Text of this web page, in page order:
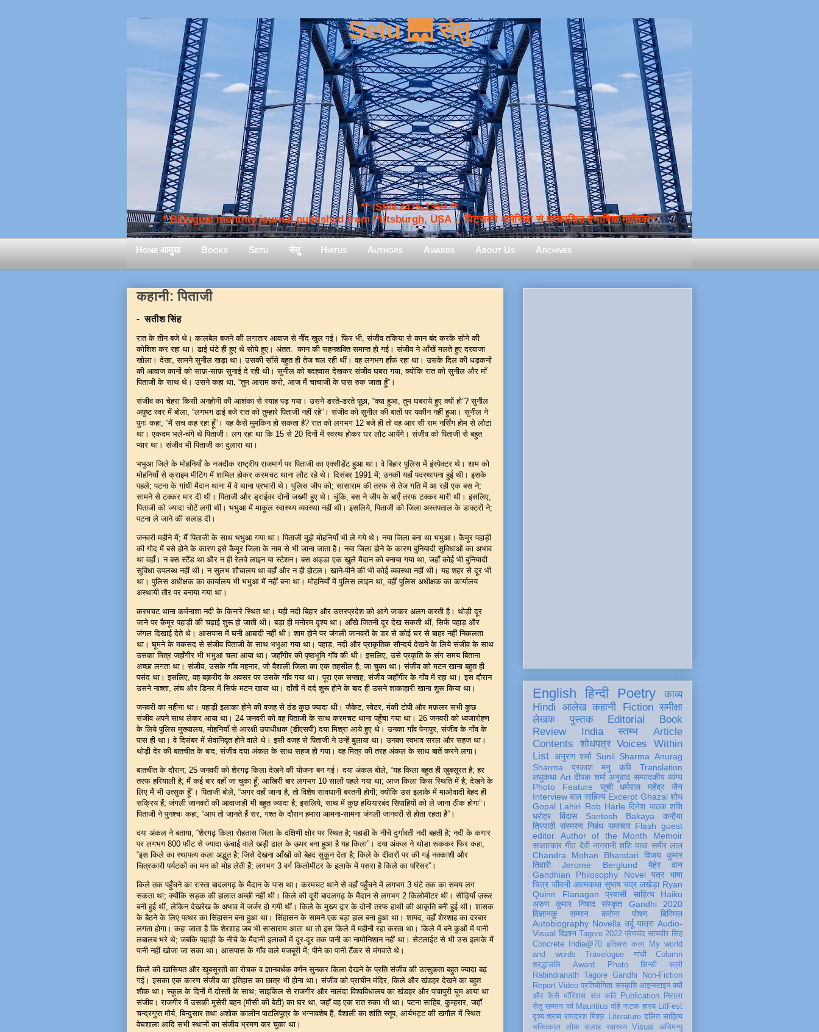
Setu 🌉 सेतु
** ISSN 2475-1359 **
* Bilingual monthly journal published from Pittsburgh, USA :: पिट्सबर्ग अमेरिका से प्रकाशित द्वैभाषिक मासिक *
Home आमुख Books Setu सेतु Hiatus Authors Awards About Us Archives
कहानी: पिताजी
- सतीश सिंह
रात के तीन बजे थे। कालबेल बजने की लगातार आवाज से नींद खुल गई। फिर भी, संजीव तकिया से कान बंद करके सोने की
कोशिश कर रहा था। ढाई घंटे ही हुए थे सोये हुए। अंतत: कान की सहनशक्ति समाप्त हो गई। संजीव ने आँखें मलते हुए दरवाजा
खोला। देखा, सामने सुनील खड़ा था। उसकी साँसे बहुत ही तेज चल रही थीं। वह लगभग हाँफ रहा था। उसके दिल की धड़कनों
की आवाज कानों को साफ़-साफ़ सुनाई दे रही थी। सुनील को बदहवास देखकर संजीव घबरा गया; क्योंकि रात को सुनील और माँ
पिताजी के साथ थे। उसने कहा था, “तुम आराम करो, आज मैं चाचाजी के पास रुक जाता हूँ”।
संजीव का चेहरा किसी अनहोनी की आशंका से स्याह पड़ गया। उसने डरते-डरते पूछा, “क्या हुआ, तुम घबराये हुए क्यों हो”? सुनील
अपुष्ट स्वर में बोला, “लगभग ढाई बजे रात को तुम्हारे पिताजी नहीं रहे”। संजीव को सुनील की बातों पर यकीन नहीं हुआ। सुनील ने
पुनः कहा, “मैं सच कह रहा हूँ”। यह कैसे मुमकिन हो सकता है? रात को लगभग 12 बजे ही तो वह आर सी राम नर्सिंग होम से लौटा
था। एकदम भले-चंगे थे पिताजी। लग रहा था कि 15 से 20 दिनों में स्वस्थ होकर घर लौट आयेंगे। संजीव को पिताजी से बहुत
प्यार था। संजीव भी पिताजी का दुलारा था।
भभुआ जिले के मोहनियाँ के नजदीक राष्ट्रीय राजमार्ग पर पिताजी का एक्सीडेंट हुआ था। वे बिहार पुलिस में इंस्पेक्टर थे। शाम को
मोहनियाँ से क्राइम मीटिंग में शामिल होकर करमचट थाना लौट रहे थे। दिसंबर 1991 में; उनकी यहाँ पदस्थापना हुई थी। इसके
पहले; पटना के गांधी मैदान थाना में वे थाना प्रभारी थे। पुलिस जीप को; सासाराम की तरफ से तेज गति में आ रही एक बस ने;
सामने से टक्कर मार दी थी। पिताजी और ड्राईवर दोनों जख्मी हुए थे। चूंकि, बस ने जीप के बाएँ तरफ टक्कर मारी थी। इसलिए,
पिताजी को ज्यादा चोटें लगी थीं। भभुआ में माकूल स्वास्थ्य व्यवस्था नहीं थी। इसलिये, पिताजी को जिला अस्तपताल के डाक्टरों ने;
पटना ले जाने की सलाह दी।
जनवरी महीने में; मैं पिताजी के साथ भभुआ गया था। पिताजी मुझे मोहनियाँ भी ले गये थे। नया जिला बना था भभुआ। कैमूर पहाड़ी
की गोद में बसे होने के कारण इसे कैमूर जिला के नाम से भी जाना जाता है। नया जिला होने के कारण बुनियादी सुविधाओं का अभाव
था वहाँ। न बस स्टैंड था और न ही रेलवे लाइन या स्टेशन। बस अड्डा एक खुले मैदान को बनाया गया था, जहाँ कोई भी बुनियादी
सुविधा उपलब्ध नहीं थी। न सुलभ शौचालय था वहाँ और न ही होटल। खाने-पीने की भी कोई व्यवस्था नहीं थी। यह शहर से दूर भी
था। पुलिस अधीक्षक का कार्यालय भी भभुआ में नहीं बना था। मोहनियाँ में पुलिस लाइन था, वहीं पुलिस अधीक्षक का कार्यालय
अस्थायी तौर पर बनाया गया था।
करमचट थाना कर्मनाशा नदी के किनारे स्थित था। यही नदी बिहार और उत्तरप्रदेश को आगे जाकर अलग करती है। थोड़ी दूर
जाने पर कैमूर पहाड़ी की चढ़ाई शुरू हो जाती थी। बड़ा ही मनोरम दृश्य था। आँखे जितनी दूर देख सकती थीं, सिर्फ पहाड़ और
जंगल दिखाई देते थे। आसपास में घनी आबादी नहीं थी। शाम होने पर जंगली जानवरों के डर से कोई घर से बाहर नहीं निकलता
था। घूमने के मकसद से संजीव पिताजी के साथ भभुआ गया था। पहाड़, नदी और प्राकृतिक सौन्दर्य देखने के लिये संजीव के साथ
उसका मित्र जहाँगीर भी भभुआ चला आया था। जहाँगीर की पृष्ठभूमि गाँव की थी। इसलिए, उसे प्रकृति के संग समय बिताना
अच्छा लगता था। संजीव, उसके गाँव महनार, जो वैशाली जिला का एक तहसील है; जा चुका था। संजीव को मटन खाना बहुत ही
पसंद था। इसलिए, वह बक़रीद के अवसर पर उसके गाँव गया था। पूरा एक सप्ताह; संजीव जहाँगीर के गाँव में रहा था। इस दौरान
उसने नाश्ता, लंच और डिनर में सिर्फ मटन खाया था। दाँतों में दर्द शुरू होने के बाद ही उसने शाकाहारी खाना शुरू किया था।
जनवरी का महीना था। पहाड़ी इलाका होने की वजह से ठंड कुछ ज्यादा थी। जैकेट, स्वेटर, मंकी टोपी और मफ़लर सभी कुछ
संजीव अपने साथ लेकर आया था। 24 जनवरी को वह पिताजी के साथ करमचट थाना पहुँचा गया था। 26 जनवरी को ध्वजारोहण
के लिये पुलिस मुख्यालय, मोहनियाँ से आरक्षी उपाधीक्षक (डीएसपी) दया मिश्रा आये हुए थे। उनका गाँव पेनापुर, संजीव के गाँव के
पास ही था। वे दिसंबर में सेवानिवृत होने वाले थे। इसी वजह से पिताजी ने उन्हें बुलाया था। उनका स्वभाव सरल और सहज था।
थोड़ी देर की बातचीत के बाद; संजीव दया अंकल के साथ सहज हो गया। वह मित्र की तरह अंकल के साथ बातें करने लगा।
बातचीत के दौरान; 25 जनवरी को शेरगढ़ किला देखने की योजना बन गई। दया अंकल बोले, “यह किला बहुत ही खुबसूरत है; हर
तरफ हरियाली है; मैं कई बार वहाँ जा चुका हूँ; आखिरी बार लगभग 10 सालों पहले गया था; आज किला किस स्थिति में है; देखने के
लिए मैं भी उत्सुक हूँ”। पिताजी बोले, “अगर वहाँ जाना है, तो विशेष सावधानी बरतनी होगी; क्योंकि उस इलाके में माओवादी बेहद ही
सक्रिय हैं; जंगली जानवरों की आवाजाही भी बहुत ज्यादा है; इसलिये, साथ में कुछ हथियारबंद सिपाहियों को ले जाना ठीक होगा”।
पिताजी ने पुनश्चः कहा, “आप तो जानते हैं सर, गश्त के दौरान हमारा आमना-सामना जंगली जानवरों से होता रहता है”।
दया अंकल ने बताया, “शेरगढ़ किला रोहतास जिला के दक्षिणी क्षोर पर स्थित है; पहाडी के नीचे दुर्गावती नदी बहती है; नदी के कगार
पर लगभग 800 फीट से ज्यादा ऊंचाई वाले खड़ी ढाल के ऊपर बना हुआ है यह किला”। दया अंकल ने थोडा रूककर फिर कहा,
“इस किले का स्थापत्य कला अद्भुत है; जिसे देखना आँखों को बेहद सुकून देता है; किले के दीवारों पर की गई नक्काशी और
चित्रकारी पर्यटकों का मन को मोह लेती हैं; लगभग 3 वर्ग किलोमीटर के इलाके में पसरा है किले का परिसर”।
किले तक पहुँचने का रास्ता बादलगढ़ के मैदान के पास था। करमचट थाने से वहाँ पहुँचने में लगभग 3 घंटे तक का समय लग
सकता था; क्योंकि सड़क की हालात अच्छी नहीं थी। किले की दूरी बादलगढ़ के मैदान से लगभग 2 किलोमीटर थी। सीढ़ियाँ ज़रूर
बनी हुई थीं, लेकिन देखरेख के अभाव में जर्जर हो गयी थीं। किले के मुख्य द्वार के दोनों तरफ हाथी की आकृति बनी हुई थी। शासक
के बैठने के लिए पत्थर का सिंहासन बना हुआ था। सिंहासन के सामने एक बड़ा हाल बना हुआ था। शायद, वहाँ शेरशाह का दरबार
लगता होगा। कहा जाता है कि शेरशाह जब भी सासाराम आता था तो इस किले में महीनों रहा करता था। किले में बने कुओं में पानी
लबालब भरे थे; जबकि पहाड़ी के नीचे के मैदानी इलाकों में दूर-दूर तक पानी का नामोनिशान नहीं था। सेटलाईट से भी उस इलाके में
पानी नहीं खोजा जा सका था। आसपास के गाँव वाले मजबूरी में; पीने का पानी टैंकर से मंगवाते थे।
किले की खासियत और खूबसूरती का रोचक व ज्ञानवर्धक वर्णन सुनकर किला देखने के प्रति संजीव की उत्सुकता बहुत ज्यादा बढ़
गई। इसका एक कारण संजीव का इतिहास का छात्र भी होना था। संजीव को प्राचीन मंदिर, किले और खंडहर देखने का बहुत
शौक था। स्कूल के दिनों में दोस्तों के साथ; साइकिल से राजगीर और नालंदा विश्वविधालय का खंडहर और पावापुरी घूम आया था
संजीव। राजगीर में उसकी मुसेरी बहन (मौसी की बेटी) का घर था, जहाँ वह एक रात रुका भी था। पटना साहिब, कुम्हरार, जहाँ
चन्द्रगुप्त मौर्य, बिन्दुसार तथा अशोक कालीन पाटलिपुत्र के भग्नावशेष हैं, वैशाली का शांति स्तूप, आर्यभट्ट की खगौल में स्थित
वेघशाला आदि सभी स्थानों का संजीव भ्रमण कर चुका था।
English हिन्दी Poetry
काव्य
Hindi
आलेख कहानी Fiction समीक्षा
लेखक
पुस्तक Editorial
Book
Review
India स्तम्भ
Article
Contents
शोधपत्र Voices Within
List अनुराग शर्मा Sunil Sharma Anurag
Sharma
प्रकाश मनु कवि
Translation
लघुकथा Art दीपक शर्मा अनुवाद सम्पादकीय व्यंग्य
Photo Feature
सूची
धर्मपाल महेंद्र जैन
Interview बाल साहित्य Excerpt Ghazal शोध
Gopal Lahiri Rob Harle दिनेश पाठक शशि
धरोहर
बिंदास Santosh Bakaya
कन्हैया
त्रिपाठी संस्मरण निबंध समाचार Flash guest
editor
Author of the Month
Memoir
साक्षात्कार गीत देवी नागरानी शशि पाधा समीर लाल
Chandra Mohan Bhandari विजय कुमार
तिवारी
Jerome Berglund
मेहेर वान
Gandhian Philosophy
Novel पत्र भाषा
चित्र जीवनी आत्मकथा सुभाष चंद्र लखेड़ा Ryan
Quinn Flanagan
प्रवासी साहित्य
Haiku
अरुण कुमार निषाद
संस्कृत
Gandhi 2020
विज्ञानकु
सम्मान करोना पोषण
बिस्मिल
Autobiography Novella उर्दू यात्रा Audio-
Visual विज्ञान Tagore 2022 प्रेमचंद सत्यवीर सिंह
Concrete
India@70 इतिहास कला
My world
and words
Travelogue गांधी
Column
श्रद्धांजलि
Award Photo सिन्धी
स्त्री
Rabindranath Tagore Gandhi
Non-Fiction
Report Video प्रतियोगिता संस्कृति आइन्स्टाइन क्यों
और कैसे मॉरिशस संत कवि Publication निराला
सेतु सम्मान पर्व Mauritius दोहे नाटक हास्य LitFest
दृश्य-श्रव्य रामदरश मिश्र Literature दलित साहित्य
भक्तिकाल
लोक सलाह स्वास्थ्य Visual
अभिमन्यु